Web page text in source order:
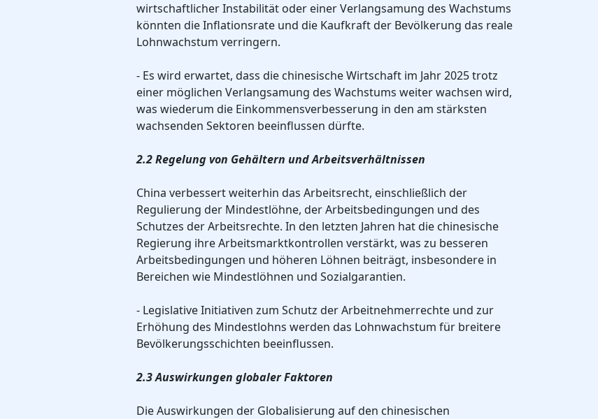
wirtschaftlicher Instabilität oder einer Verlangsamung des Wachstums
könnten die Inflationsrate und die Kaufkraft der Bevölkerung das reale
Lohnwachstum verringern.
- Es wird erwartet, dass die chinesische Wirtschaft im Jahr 2025 trotz
einer möglichen Verlangsamung des Wachstums weiter wachsen wird,
was wiederum die Einkommensverbesserung in den am stärksten
wachsenden Sektoren beeinflussen dürfte.
2.2 Regelung von Gehältern und Arbeitsverhältnissen
China verbessert weiterhin das Arbeitsrecht, einschließlich der
Regulierung der Mindestlöhne, der Arbeitsbedingungen und des
Schutzes der Arbeitsrechte. In den letzten Jahren hat die chinesische
Regierung ihre Arbeitsmarktkontrollen verstärkt, was zu besseren
Arbeitsbedingungen und höheren Löhnen beiträgt, insbesondere in
Bereichen wie Mindestlöhnen und Sozialgarantien.
- Legislative Initiativen zum Schutz der Arbeitnehmerrechte und zur
Erhöhung des Mindestlohns werden das Lohnwachstum für breitere
Bevölkerungsschichten beeinflussen.
2.3 Auswirkungen globaler Faktoren
Die Auswirkungen der Globalisierung auf den chinesischen